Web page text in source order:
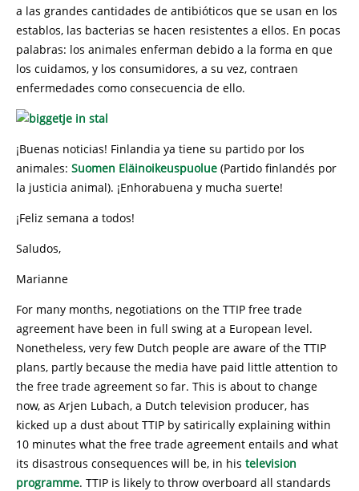
a las grandes cantidades de antibióticos que se usan en los
establos, las bacterias se hacen resistentes a ellos. En pocas
palabras: los animales enferman debido a la forma en que
los cuidamos, y los consumidores, a su vez, contraen
enfermedades como consecuencia de ello.
¡Buenas noticias! Finlandia ya tiene su partido por los
animales: Suomen Eläinoikeuspuolue (Partido finlandés por
la justicia animal). ¡Enhorabuena y mucha suerte!
¡Feliz semana a todos!
Saludos,
Marianne
For many months, negotiations on the TTIP free trade
agreement have been in full swing at a European level.
Nonetheless, very few Dutch people are aware of the TTIP
plans, partly because the media have paid little attention to
the free trade agreement so far. This is about to change
now, as Arjen Lubach, a Dutch television producer, has
kicked up a dust about TTIP by satirically explaining within
10 minutes what the free trade agreement entails and what
its disastrous consequences will be, in his television
programme. TTIP is likely to throw overboard all standards